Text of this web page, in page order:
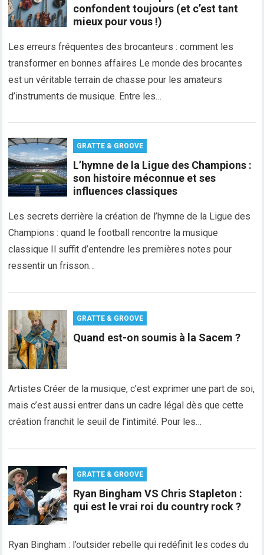
confondent toujours (et c’est tant
mieux pour vous !)
Les erreurs fréquentes des brocanteurs : comment les
transformer en bonnes affaires Le monde des brocantes
est un véritable terrain de chasse pour les amateurs
d’instruments de musique. Entre les…
GRATTE & GROOVE
L’hymne de la Ligue des Champions :
son histoire méconnue et ses
influences classiques
Les secrets derrière la création de l’hymne de la Ligue des
Champions : quand le football rencontre la musique
classique Il suffit d’entendre les premières notes pour
ressentir un frisson…
GRATTE & GROOVE
Quand est-on soumis à la Sacem ?
Artistes Créer de la musique, c’est exprimer une part de soi,
mais c’est aussi entrer dans un cadre légal dès que cette
création franchit le seuil de l’intimité. Pour les…
GRATTE & GROOVE
Ryan Bingham VS Chris Stapleton :
qui est le vrai roi du country rock ?
Ryan Bingham : l’outsider rebelle qui redéfinit les codes du